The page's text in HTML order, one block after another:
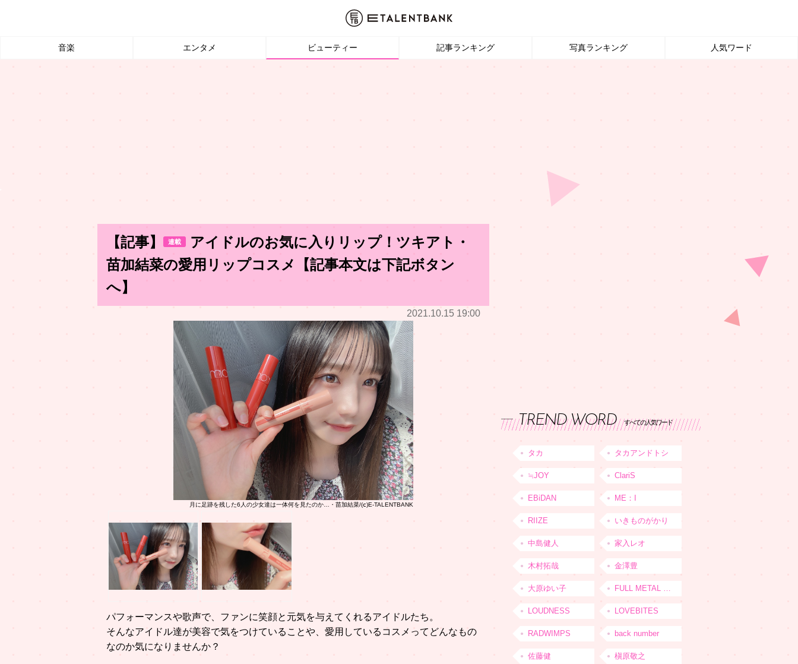
音楽 エンタメ ビューティー 記事ランキング 写真ランキング 人気ワード
【記事】 連載
アイドルのお気に入りリップ！ツキアト・
苗加結菜の愛用リップコスメ【記事本文は下記ボタン
へ】
2021.10.15 19:00
月に足跡を残した6人の少女達は一体何を見たのか…・苗加結菜/(ⅽ)E-TALENTBANK
パフォーマンスや歌声で、ファンに笑顔と元気を与えてくれるアイドルたち。
そんなアイドル達が美容で気をつけていることや、愛用しているコスメってどんなもの
なのか気になりませんか？
TREND WORD すべての人気ワード
タカ タカアンドトシ
≒JOY ClariS
EBiDAN ME：I
RIIZE いきものがかり
中島健人 家入レオ
木村拓哉 金澤豊
大原ゆい子 FULL METAL JAPAN 2026
LOUDNESS LOVEBITES
RADWIMPS back number
佐藤健 槇原敬之